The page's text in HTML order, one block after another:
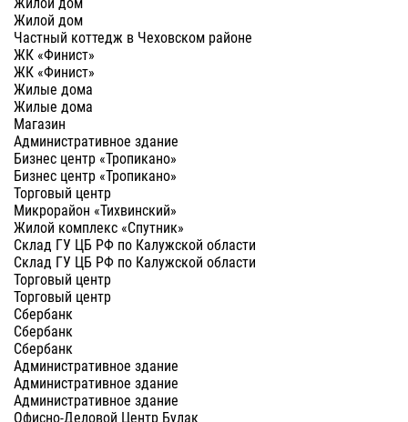
Жилой дом
Частный коттедж в Чеховском районе
ЖК «Финист»
ЖК «Финист»
Жилые дома
Жилые дома
Магазин
Административное здание
Бизнес центр «Тропикано»
Бизнес центр «Тропикано»
Торговый центр
Микрорайон «Тихвинский»
Жилой комплекс «Спутник»
Склад ГУ ЦБ РФ по Калужской области
Склад ГУ ЦБ РФ по Калужской области
Торговый центр
Торговый центр
Сбербанк
Сбербанк
Сбербанк
Административное здание
Административное здание
Административное здание
Офисно-Деловой Центр Булак